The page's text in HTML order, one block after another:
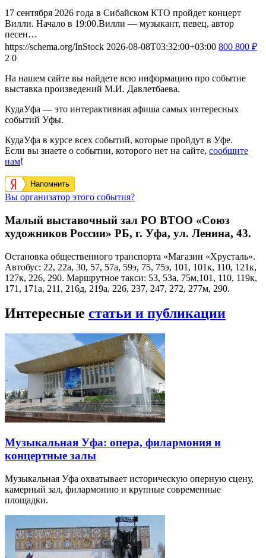
17 сентября 2026 года в Сибайском КТО пройдет концерт
Вилли. Начало в 19:00.Вилли — музыкант, певец, автор
песен…
https://schema.org/InStock 2026-08-08T03:32:00+03:00 800 800 ₽
2 0
На нашем сайте вы найдете всю информацию про событие
выставка произведений М.И. Давлетбаева.
КудаУфа — это интерактивная афиша самых интересных
событий Уфы.
КудаУфа в курсе всех событий, которые пройдут в Уфе.
Если вы знаете о событии, которого нет на сайте, сообщите
нам!
Напомнить
Вы организатор этого события?
Малый выставочный зал РО ВТОО «Союз
художников России» РБ, г. Уфа, ул. Ленина, 43.
Остановка общественного транспорта «Магазин «Хрусталь».
Автобус: 22, 22а, 30, 57, 57а, 59э, 75, 75э, 101, 101к, 110, 121к,
127к, 226, 290. Маршрутное такси: 53, 53а, 75м,101, 110, 119к,
171, 171а, 211, 216д, 219а, 226, 237, 247, 272, 277м, 290.
Интересные статьи и публикации
Музыкальная Уфа: опера, филармония и
концертные залы
Музыкальная Уфа охватывает историческую оперную сцену,
камерный зал, филармонию и крупные современные
площадки.